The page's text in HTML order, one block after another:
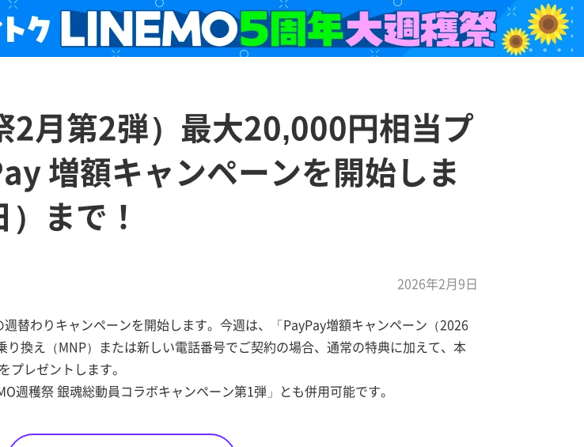
2月第2弾）最大20,000円相当プ
増額キャンペーンを開始しま
まで！
2026年2月9日
替わりキャンペーンを開始します。今週は、「PayPay増額キャンペーン（2026
換え（MNP）または新しい電話番号でご契約の場合、通常の特典に加えて、本
プレゼントします。
週穫祭 銀魂総動員コラボキャンペーン第1弾」とも併用可能です。